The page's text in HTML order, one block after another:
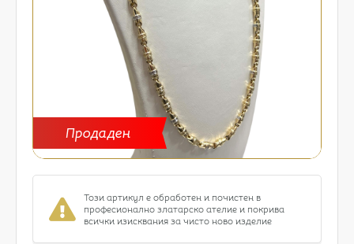
Продаден
Този артикул е обработен и почистен в
професионално златарско ателие и покрива
всички изисквания за чисто ново изделие